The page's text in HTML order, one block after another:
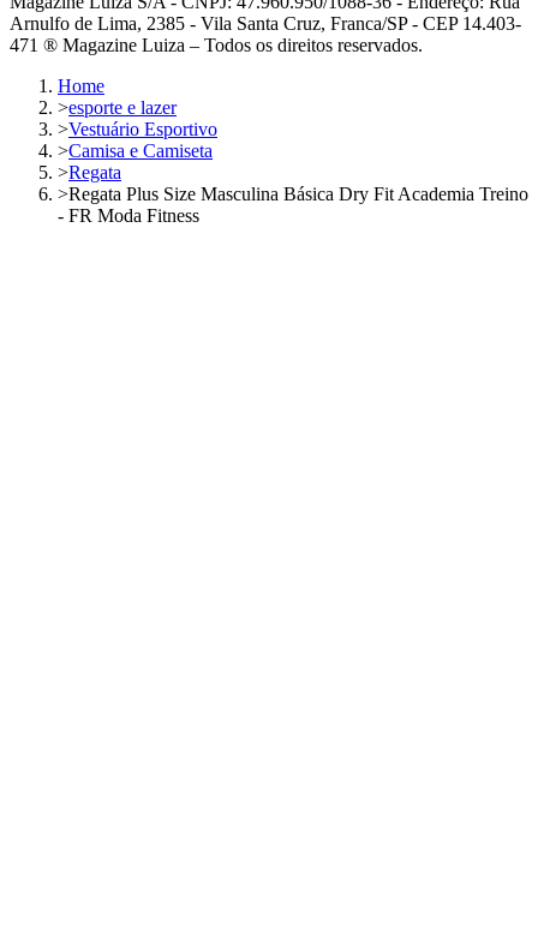
Arnulfo de Lima, 2385 - Vila Santa Cruz, Franca/SP - CEP 14.403-
471 ® Magazine Luiza – Todos os direitos reservados.
Home
>esporte e lazer
>Vestuário Esportivo
>Camisa e Camiseta
>Regata
>Regata Plus Size Masculina Básica Dry Fit Academia Treino
- FR Moda Fitness